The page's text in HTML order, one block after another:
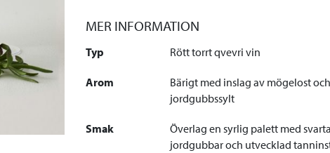
MER INFORMATION
Typ Rött torrt qvevri vin
Arom
Bärigt med inslag av mögelost och
jordgubbssylt
Smak
Överlag en syrlig palett med
jordgubbar och utvecklad